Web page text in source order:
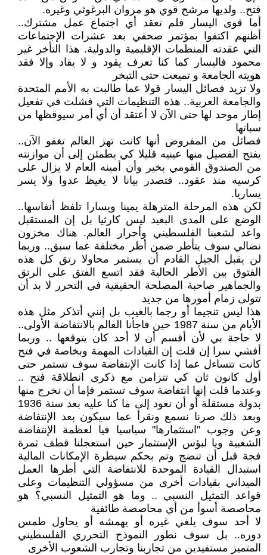
فتح.. ولديها مرشح قوي هو مروان البرغوثي وغيره.
أما قوى اليسار فلم تعقد أي اجتماع عمل مشترك..
أظنهم اكتفوا بمؤتمر صحفي بعد عشرات الإجتماعات
التي عقدته المنظمات الإقليمية والدولية. هذا التأخر غير
محمود فاليسار كما كنا تعرف يقود و لا يقاد وإلا فقد
هويته الجامعة و تميعت حتى التبخر
ولا تزيد فصائل اليسار قولا عما طالبت به الأمم المتحدة
والجامعة العربية.. هذه التنظيمات التي فشلت في تفعيل
إطار موحد لها حتى الآن لا أعتقد أن أي أمر سيوقظها من
سباتها
فصائل من المفروض أنها كانت تهز العالم تغفو الآن..
يفتح الفصيل منها عينيه قليلا كي يطمئن إلى أن موازنته
من الصندوق القومي بخير وأن أمينه العام لا يزال على
كرسيه منذ عقود.. فتصدر بيانا لا يغيظ عدوا ولا يسر
يساريا.
لكن هذه المرحلة المترهلة يمينا ويسارا تلفظ أنفاسها..
الوضع على المدى البعيد ليس كارثيا بل إن المستقبل
واعد لشعبنا الفلسطيني وأحرار العالم. هناك مخزون
نضالي سوف يتأطر ضمن أطر مختلفة عما سبق.. وربما
لن يقبل الجيل القادم أن يستمر محاولا رتق كل هذه
الفتوق بين الأطر الحالية فقد اتسع الفتق على الرتق
والجماهير صاحبة المصلحة الحقيقية في التحرر لا بد أن
تتولى زمام أمورها من جديد
هذا ليس تنجيما أو رجما بالغيب بل إنني أتذكر مثل هذه
الأيام من سنة 1987 حين فاجأنا العالم بالانتفاضة الأولى..
لا حاجة بي لأن أقسم أن لا أحد كان يتوقعها .. وربما
أفشي سرا إن قلت إن القيادات المهمة وبخاصة في فتح
كانت تتساءل عما إذا كانت الإنتفاضة سوف تستمر حتى
أول كانون ثان كي تتزامن مع ذكرى انطلاقة فتح ..
وعندما قلت إنها انتفاضة سوف تستمر فإما أن نخرج منها
بدولة مستقلة أو أن نعود إلى ما كنا عليه بعد سنة 1936
وبعد ذلك صرنا نسمع ونقرأ عما سيكون بعد الإنتفاضة
وعن وجوب "استثمارها" سياسيا فيا لعظمة الإنتفاضة
الشعبية ويا لبؤس الإستثمار حين استعجلنا قطف ثمرة
فجة قبل أن تنضج وتم بحكم سيطرة الإمكانات المالية
استبدال القيادة الموحدة للانتفاضة التي أطرها العمل
الميداني بقيادات أخرى من مسؤولي التنظيمات وعلى
قواعد التمثيل النسبي .. وما هو التمثيل النسبي؟ هو
محاصصة أسوأ من أي محاصصة طائفية
لا أحد سوف يلغي غيره أو يهمشه أو يحاول طمس
دوره.. بل سوف نطور النموذج التحرري الفلسطيني
المتميز مستفيدين من تجاربنا وتجارب الشعوب الأخرى